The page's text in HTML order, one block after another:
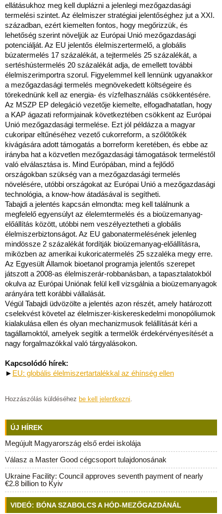
ellátásukhoz meg kell duplázni a jelenlegi mezőgazdasági
termelési szintet. Az élelmiszer stratégiai jelentőséghez jut a XXI.
században, ezért kiemelten fontos, hogy megőrizzük, és
lehetőség szerint növeljük az Európai Unió mezőgazdasági
potenciálját. Az EU jelentős élelmiszertermelő, a globális
búzatermelés 17 százalékát, a tejtermelés 25 százalékát, a
sertéshústermelés 20 százalékát adja, de emellett további
élelmiszerimportra szorul. Figyelemmel kell lennünk ugyanakkor
a mezőgazdasági termelés megnövekedett költségeire és
törekednünk kell az energia- és vízfelhasználás csökkentésére.
Az MSZP EP delegáció vezetője kiemelte, elfogadhatatlan, hogy
a KAP ágazati reformjainak következtében csökkent az Európai
Unió mezőgazdasági termelése. Ezt jól példázza a magyar
cukoripar eltűnéséhez vezető cukorreform, a szőlőtőkék
kivágására adott támogatás a borreform keretében, és ebbe az
irányba hat a közvetlen mezőgazdasági támogatások termeléstől
való elválasztása is. Mind Európában, mind a fejlődő
országokban szükség van a mezőgazdasági termelés
növelésére, utóbbi országokat az Európai Unió a mezőgazdasági
technológia, a know-how átadásával is segítheti.
Tabajdi a jelentés kapcsán elmondta: meg kell találnunk a
megfelelő egyensúlyt az élelemtermelés és a bioüzemanyag-
előállítás között, utóbbi nem veszélyeztetheti a globális
élelmiszerbiztonságot. Az EU gabonatermelésének jelenleg
mindössze 2 százalékát fordítják bioüzemanyag-előállításra,
miközben az amerikai kukoricatermelés 25 szzaléka megy erre.
Az Egyesült Államok bioetanol programja jelentős szerepet
játszott a 2008-as élelmiszerár-robbanásban, a tapasztalatokból
okulva az Európai Uniónak felül kell vizsgálnia a bioüzemanyagok
arányára tett korábbi vállalását.
Végül Tabajdi üdvözölte a jelentés azon részét, amely határozott
cselekvést követel az élelmiszer-kiskereskedelmi monopóliumok
kialakulása ellen és olyan mechanizmusok felállítását kéri a
tagállamoktól, amelyek segítik a termelők érdekérvényesítését a
nagy forgalmazókkal való tárgyalásokon.
Kapcsolódó hírek:
► EU: globális élelmiszertartalékkal az éhínség ellen
Hozzászólás küldéséhez be kell jelentkezni.
ÚJ HÍREK
Megújult Magyarország első erdei iskolája
Válasz a Master Good cégcsoport tulajdonosának
Ukraine Facility: Council approves seventh payment of nearly
€2.8 billion to Kyiv
VIDEÓ: BÓNA SZABOLCS A HÓD-MEZŐGAZDÁNÁL